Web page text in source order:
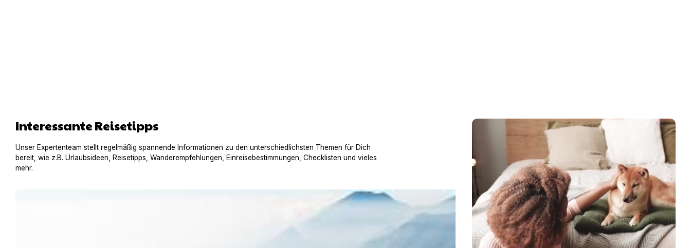
Interessante Reisetipps
Unser Expertenteam stellt regelmäßig spannende Informationen zu den unterschiedlichsten Themen für Dich
bereit, wie z.B. Urlaubsideen, Reisetipps, Wanderempfehlungen, Einreisebestimmungen, Checklisten und vieles
mehr.